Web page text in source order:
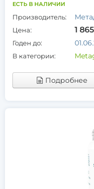
ЕСТЬ В НАЛИЧИИ
Производитель:
Цена: 1 865
Годен до:
В категории:
Подробнее